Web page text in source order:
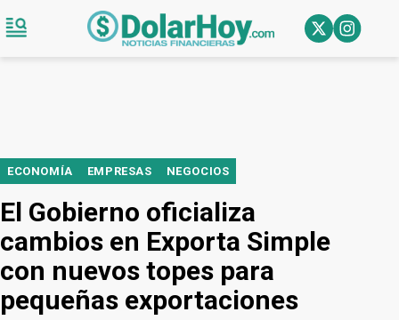
ECONOMÍA EMPRESAS NEGOCIOS
El Gobierno oficializa
cambios en Exporta Simple
con nuevos topes para
pequeñas exportaciones